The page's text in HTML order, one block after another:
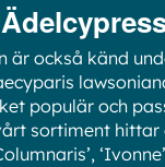
är också känd
populär och
sortiment hittar